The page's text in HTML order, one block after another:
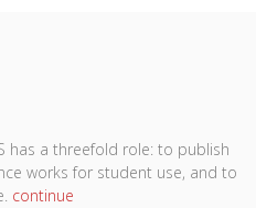
has a threefold role: to publish
works for student use, and to
continue